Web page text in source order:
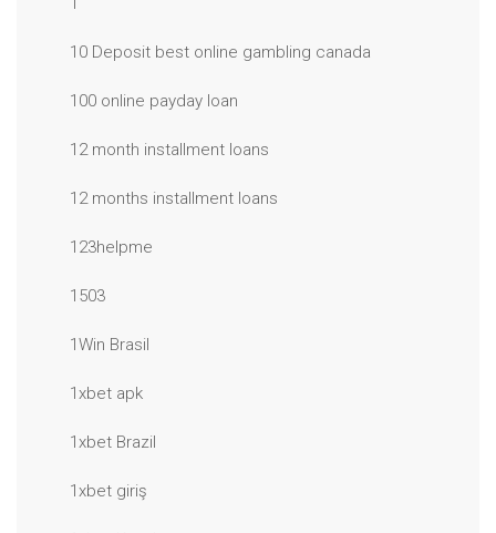
10 Deposit best online gambling canada
100 online payday loan
12 month installment loans
12 months installment loans
123helpme
1503
1Win Brasil
1xbet apk
1xbet Brazil
1xbet giriş